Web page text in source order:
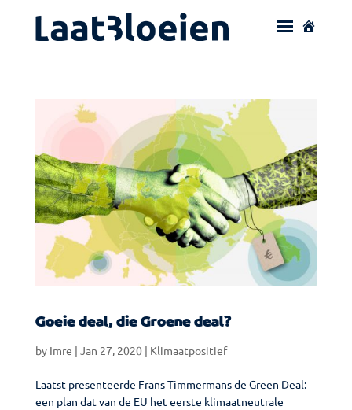
Goeie deal, die Groene deal?
by Imre | Jan 27, 2020| Klimaatpositief
Laatst presenteerde Frans Timmermans de Green Deal:
een plan dat van de EU het eerste klimaatneutrale